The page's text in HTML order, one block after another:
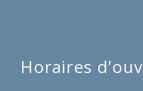
Horaires